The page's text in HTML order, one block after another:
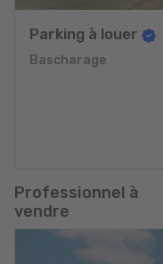
Parking à louer
Bascharage
Professionnel à
vendre